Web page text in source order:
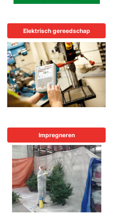
Elektrisch gereedschap
Impregneren